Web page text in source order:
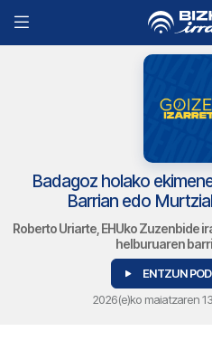
Badagoz holako
Barrian edo
Roberto Uriarte, EHUko Zuzenbide
helburuaren
ENTZUN
2026(e)ko maiatzaren